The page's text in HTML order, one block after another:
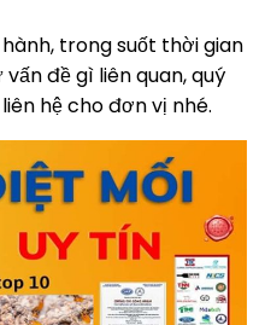
trong suốt thời gian
đề gì liên quan, quý
hệ cho đơn vị nhé.